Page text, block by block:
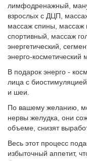
лимфодренажный,
взрослых с ДЦП,
массаж спины, массаж
спортивный, массаж
энергетический,
энерго-косметический
В подарок энерго -
лица с
и шеи.
По вашему желанию,
нервы желудка, они
объеме, снизят
Весь этот процесс
избыточный аппетит,